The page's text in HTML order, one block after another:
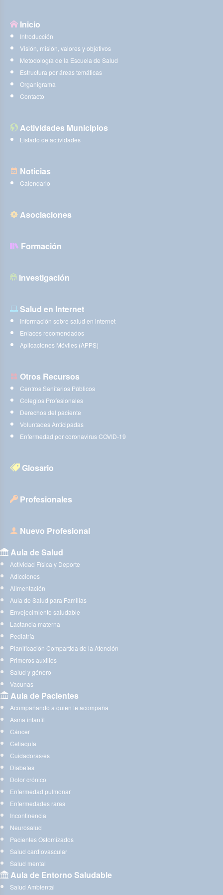
Inicio
Introducción
Visión, misión, valores y objetivos
Metodología de la Escuela de Salud
Estructura por áreas temáticas
Organigrama
Contacto
Actividades Municipios
Listado de actividades
Noticias
Calendario
Asociaciones
Formación
Investigación
Salud en Internet
Información sobre salud en internet
Enlaces recomendados
Aplicaciones Móviles (APPS)
Otros Recursos
Centros Sanitarios Públicos
Colegios Profesionales
Derechos del paciente
Voluntades Anticipadas
Enfermedad por coronavirus COVID-19
Glosario
Profesionales
Nuevo Profesional
Aula de Salud
Actividad Física y Deporte
Adicciones
Alimentación
Aula de Salud para Familias
Envejecimiento saludable
Lactancia materna
Pediatría
Planificación Compartida de la Atención
Primeros auxilios
Salud y género
Vacunas
Aula de Pacientes
Acompañando a quien te acompaña
Asma infantil
Cáncer
Celiaquía
Cuidadoras/es
Diabetes
Dolor crónico
Enfermedad pulmonar
Enfermedades raras
Incontinencia
Neurosalud
Pacientes Ostomizados
Salud cardiovascular
Salud mental
Aula de Entorno Saludable
Salud Ambiental